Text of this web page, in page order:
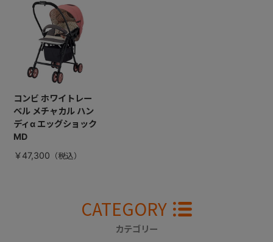
コンビ ホワイトレー
ベル メチャカル ハン
ディα エッグショック
MD
￥47,300
CATEGORY
カテゴリー